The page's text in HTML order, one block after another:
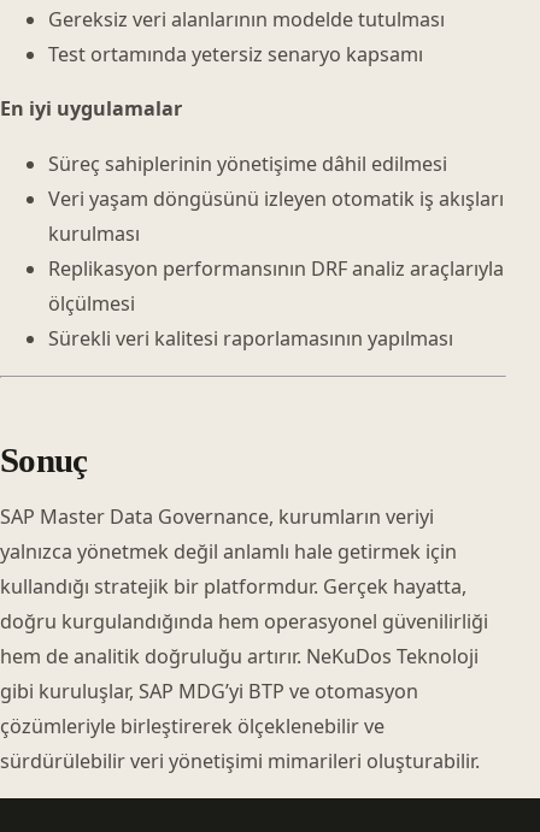
Gereksiz veri alanlarının modelde tutulması
Test ortamında yetersiz senaryo kapsamı
En iyi uygulamalar
Süreç sahiplerinin yönetişime dâhil edilmesi
Veri yaşam döngüsünü izleyen otomatik iş akışları
kurulması
Replikasyon performansının DRF analiz araçlarıyla
ölçülmesi
Sürekli veri kalitesi raporlamasının yapılması
Sonuç
SAP Master Data Governance, kurumların veriyi
yalnızca yönetmek değil anlamlı hale getirmek için
kullandığı stratejik bir platformdur. Gerçek hayatta,
doğru kurgulandığında hem operasyonel güvenilirliği
hem de analitik doğruluğu artırır. NeKuDos Teknoloji
gibi kuruluşlar, SAP MDG’yi BTP ve otomasyon
çözümleriyle birleştirerek ölçeklenebilir ve
sürdürülebilir veri yönetişimi mimarileri oluşturabilir.